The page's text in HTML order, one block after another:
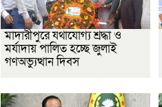
মাদারীপুরে যথাযোগ্য শ্রদ্ধা ও
মর্যাদায় পালিত হচ্ছে জুলাই
গণঅভ্যুত্থান দিবস